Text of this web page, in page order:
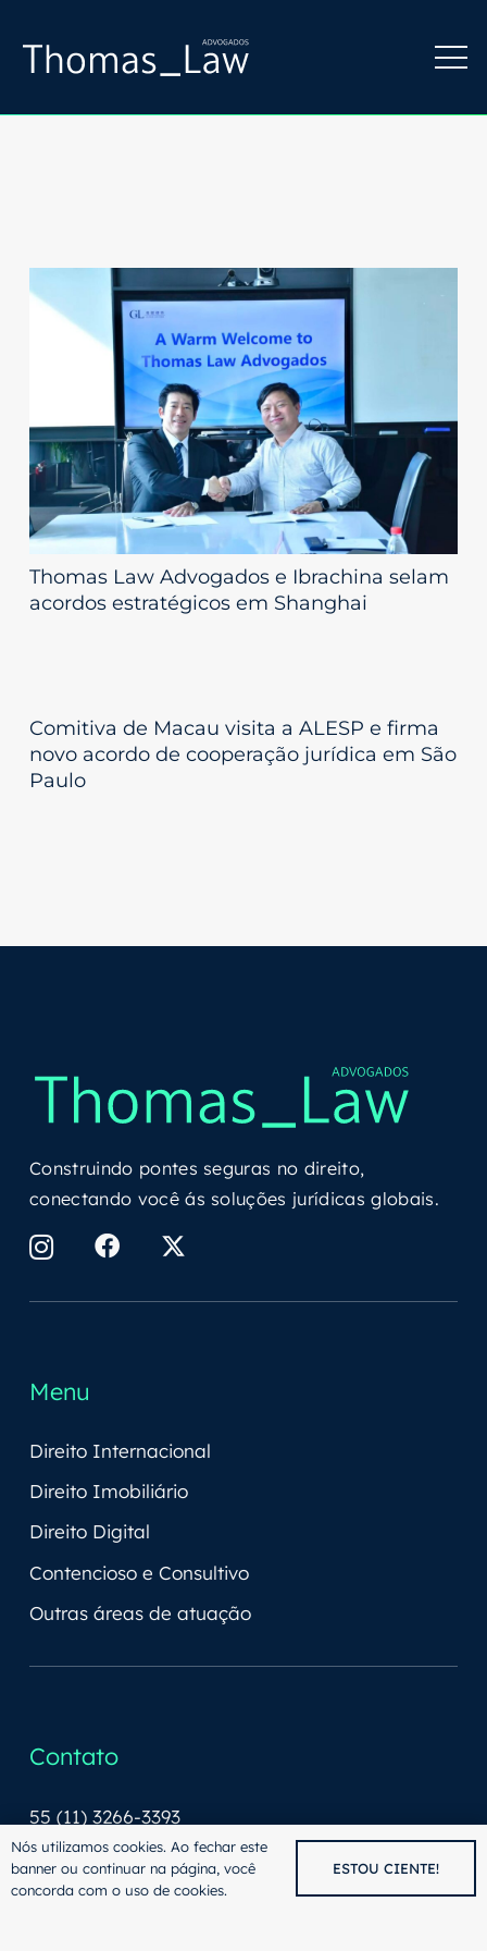
Thomas Law Advogados e Ibrachina selam
acordos estratégicos em Shanghai
Comitiva de Macau visita a ALESP e firma
novo acordo de cooperação jurídica em São
Paulo
Construindo pontes seguras no direito,
conectando você ás soluções jurídicas globais.
Menu
Direito Internacional
Direito Imobiliário
Direito Digital
Contencioso e Consultivo
Outras áreas de atuação
Contato
55 (11) 3266-3393
55 (11) 3266-3391
Av. Paulista, 2073 - Horsa I Conj. 1909, CEP:
Nós utilizamos cookies. Ao fechar este
banner ou continuar na página, você
concorda com o uso de cookies.
ESTOU CIENTE!